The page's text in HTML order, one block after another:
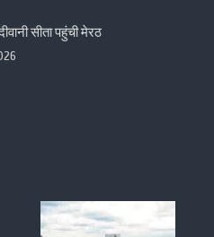
सीता पहुंची मेरठ